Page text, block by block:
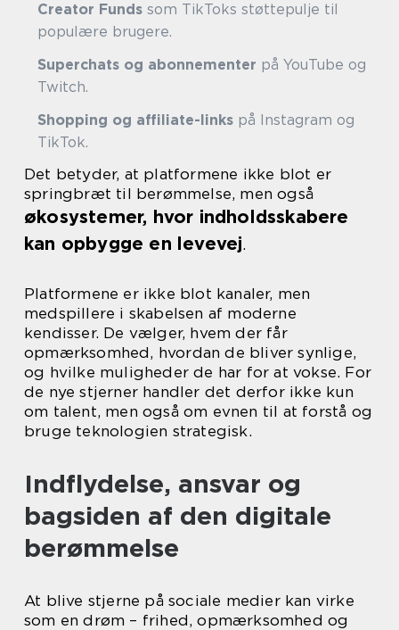
Creator Funds som TikToks støttepulje til
populære brugere.
Superchats og abonnementer på YouTube og
Twitch.
Shopping og affiliate-links på Instagram og
TikTok.
Det betyder, at platformene ikke blot er
springbræt til berømmelse, men også
økosystemer, hvor indholdsskabere
kan opbygge en levevej.
Platformene er ikke blot kanaler, men
medspillere i skabelsen af moderne
kendisser. De vælger, hvem der får
opmærksomhed, hvordan de bliver synlige,
og hvilke muligheder de har for at vokse. For
de nye stjerner handler det derfor ikke kun
om talent, men også om evnen til at forstå og
bruge teknologien strategisk.
Indflydelse, ansvar og
bagsiden af den digitale
berømmelse
At blive stjerne på sociale medier kan virke
som en drøm – frihed, opmærksomhed og